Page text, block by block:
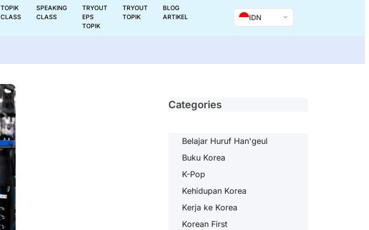
TOPIK
CLASS
SPEAKING
CLASS
TRYOUT
EPS
TOPIK
TRYOUT
TOPIK
BLOG
ARTIKEL
IDN
Categories
Belajar Huruf Han'geul
Buku Korea
K-Pop
Kehidupan Korea
Kerja ke Korea
Korean First